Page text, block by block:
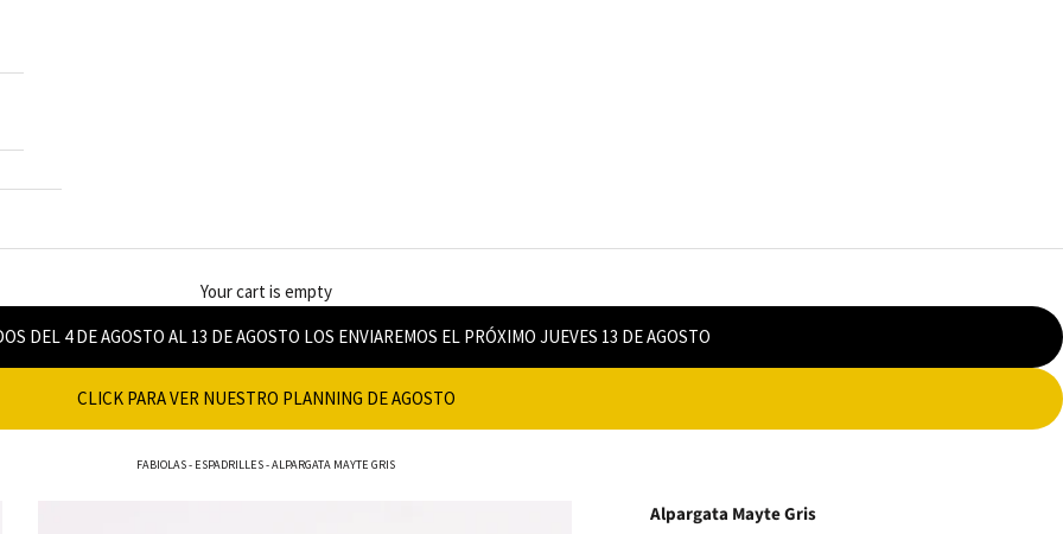
Your cart is empty
DEL 4 DE AGOSTO AL 13 DE AGOSTO LOS ENVIAREMOS EL PRÓXIMO JUEVES 13 DE AGOSTO
CLICK PARA VER NUESTRO PLANNING DE AGOSTO
FABIOLAS- ESPADRILLES-ALPARGATA MAYTE GRIS
Alpargata Mayte Gris